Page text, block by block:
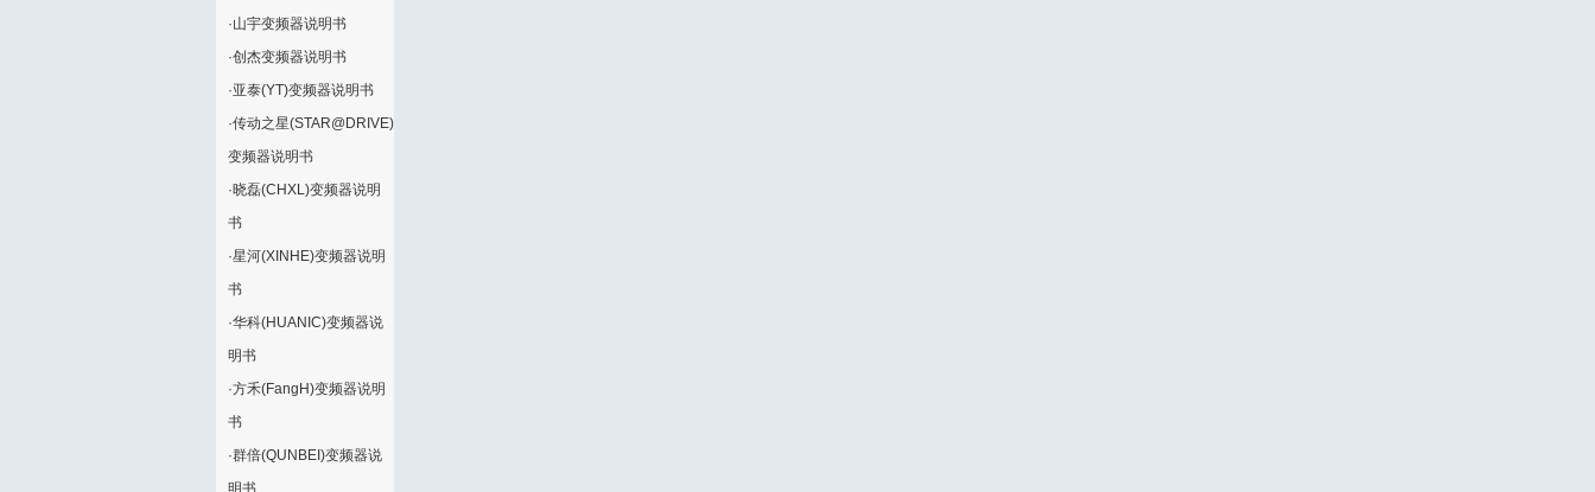
·山宇变频器说明书
·创杰变频器说明书
·亚泰(YT)变频器说明书
·传动之星(STAR@DRIVE)
变频器说明书
·晓磊(CHXL)变频器说明
书
·星河(XINHE)变频器说明
书
·华科(HUANIC)变频器说
明书
·方禾(FangH)变频器说明
书
·群倍(QUNBEI)变频器说
明书